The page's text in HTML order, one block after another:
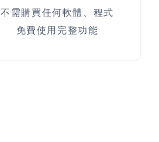
不需購買任何軟體、程式
免費使用完整功能